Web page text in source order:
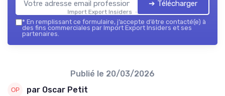
Import Export Insiders — 2026
➔ Télécharger
* En remplissant ce formulaire, j’accepte d’être contacté(e) à
des fins commerciales par Import Export Insiders et ses
partenaires.
Publié le 20/03/2026
par Oscar Petit